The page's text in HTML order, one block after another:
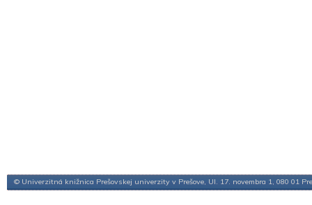
© Univerzitná knižnica Prešovskej univerzity v Prešove, Ul. 17. novembra 1, 080 01